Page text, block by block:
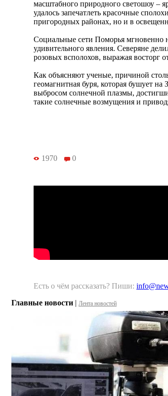
масштабного природного светошоу –
удалось запечатлеть красочные
пригородных районах, но и в
Социальные сети Поморья мгновенно
удивительного явления. Северяне
розовых всполохов, выражая восторг
Как объясняют ученые, причиной
геомагнитная буря, которая бушует
выбросом солнечной плазмы,
такие солнечные возмущения и
1970 0
Есть о чём рассказать? Пиши:
Главные новости | Лента новостей